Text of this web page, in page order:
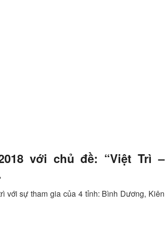
với chủ đề: “Việt Trì –
với sự tham gia của 4 tỉnh: Bình Dương, Kiên